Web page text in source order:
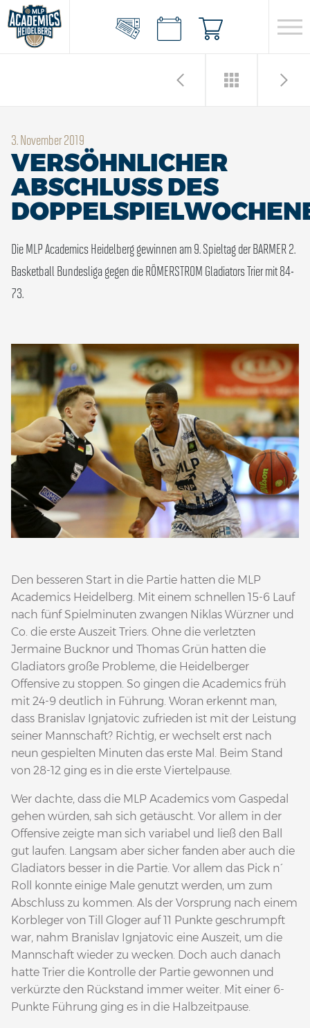
3. November 2019
VERSÖHNLICHER
ABSCHLUSS DES
Die MLP Academics Heidelberg gewinnen am 9. Spieltag der BARMER 2.
Basketball Bundesliga gegen die RÖMERSTROM Gladiators Trier mit 84-
73.
Den besseren Start in die Partie hatten die MLP
Academics Heidelberg. Mit einem schnellen 15-6 Lauf
nach fünf Spielminuten zwangen Niklas Würzner und
Co. die erste Auszeit Triers. Ohne die verletzten
Jermaine Bucknor und Thomas Grün hatten die
Gladiators große Probleme, die Heidelberger
Offensive zu stoppen. So gingen die Academics früh
mit 24-9 deutlich in Führung. Woran erkennt man,
dass Branislav Ignjatovic zufrieden ist mit der Leistung
seiner Mannschaft? Richtig, er wechselt erst nach
neun gespielten Minuten das erste Mal. Beim Stand
von 28-12 ging es in die erste Viertelpause.
Wer dachte, dass die MLP Academics vom Gaspedal
gehen würden, sah sich getäuscht. Vor allem in der
Offensive zeigte man sich variabel und ließ den Ball
gut laufen. Langsam aber sicher fanden aber auch die
Gladiators besser in die Partie. Vor allem das Pick n´
Roll konnte einige Male genutzt werden, um zum
Abschluss zu kommen. Als der Vorsprung nach einem
Korbleger von Till Gloger auf 11 Punkte geschrumpft
war, nahm Branislav Ignjatovic eine Auszeit, um die
Mannschaft wieder zu wecken. Doch auch danach
hatte Trier die Kontrolle der Partie gewonnen und
verkürzte den Rückstand immer weiter. Mit einer 6-
Punkte Führung ging es in die Halbzeitpause.